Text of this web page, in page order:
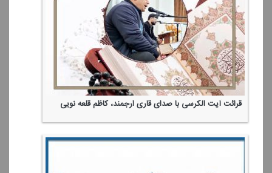
قرائت آیت الكرسی با صدای قاری ارجمند، كاظم قلعه نویی